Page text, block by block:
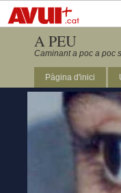
A PEU
Caminant a poc a poc
Pàgina d'inici